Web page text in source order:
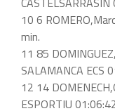
10 6
min.
11 85
SALAMANCA ECS
12 14
ESPORTIU